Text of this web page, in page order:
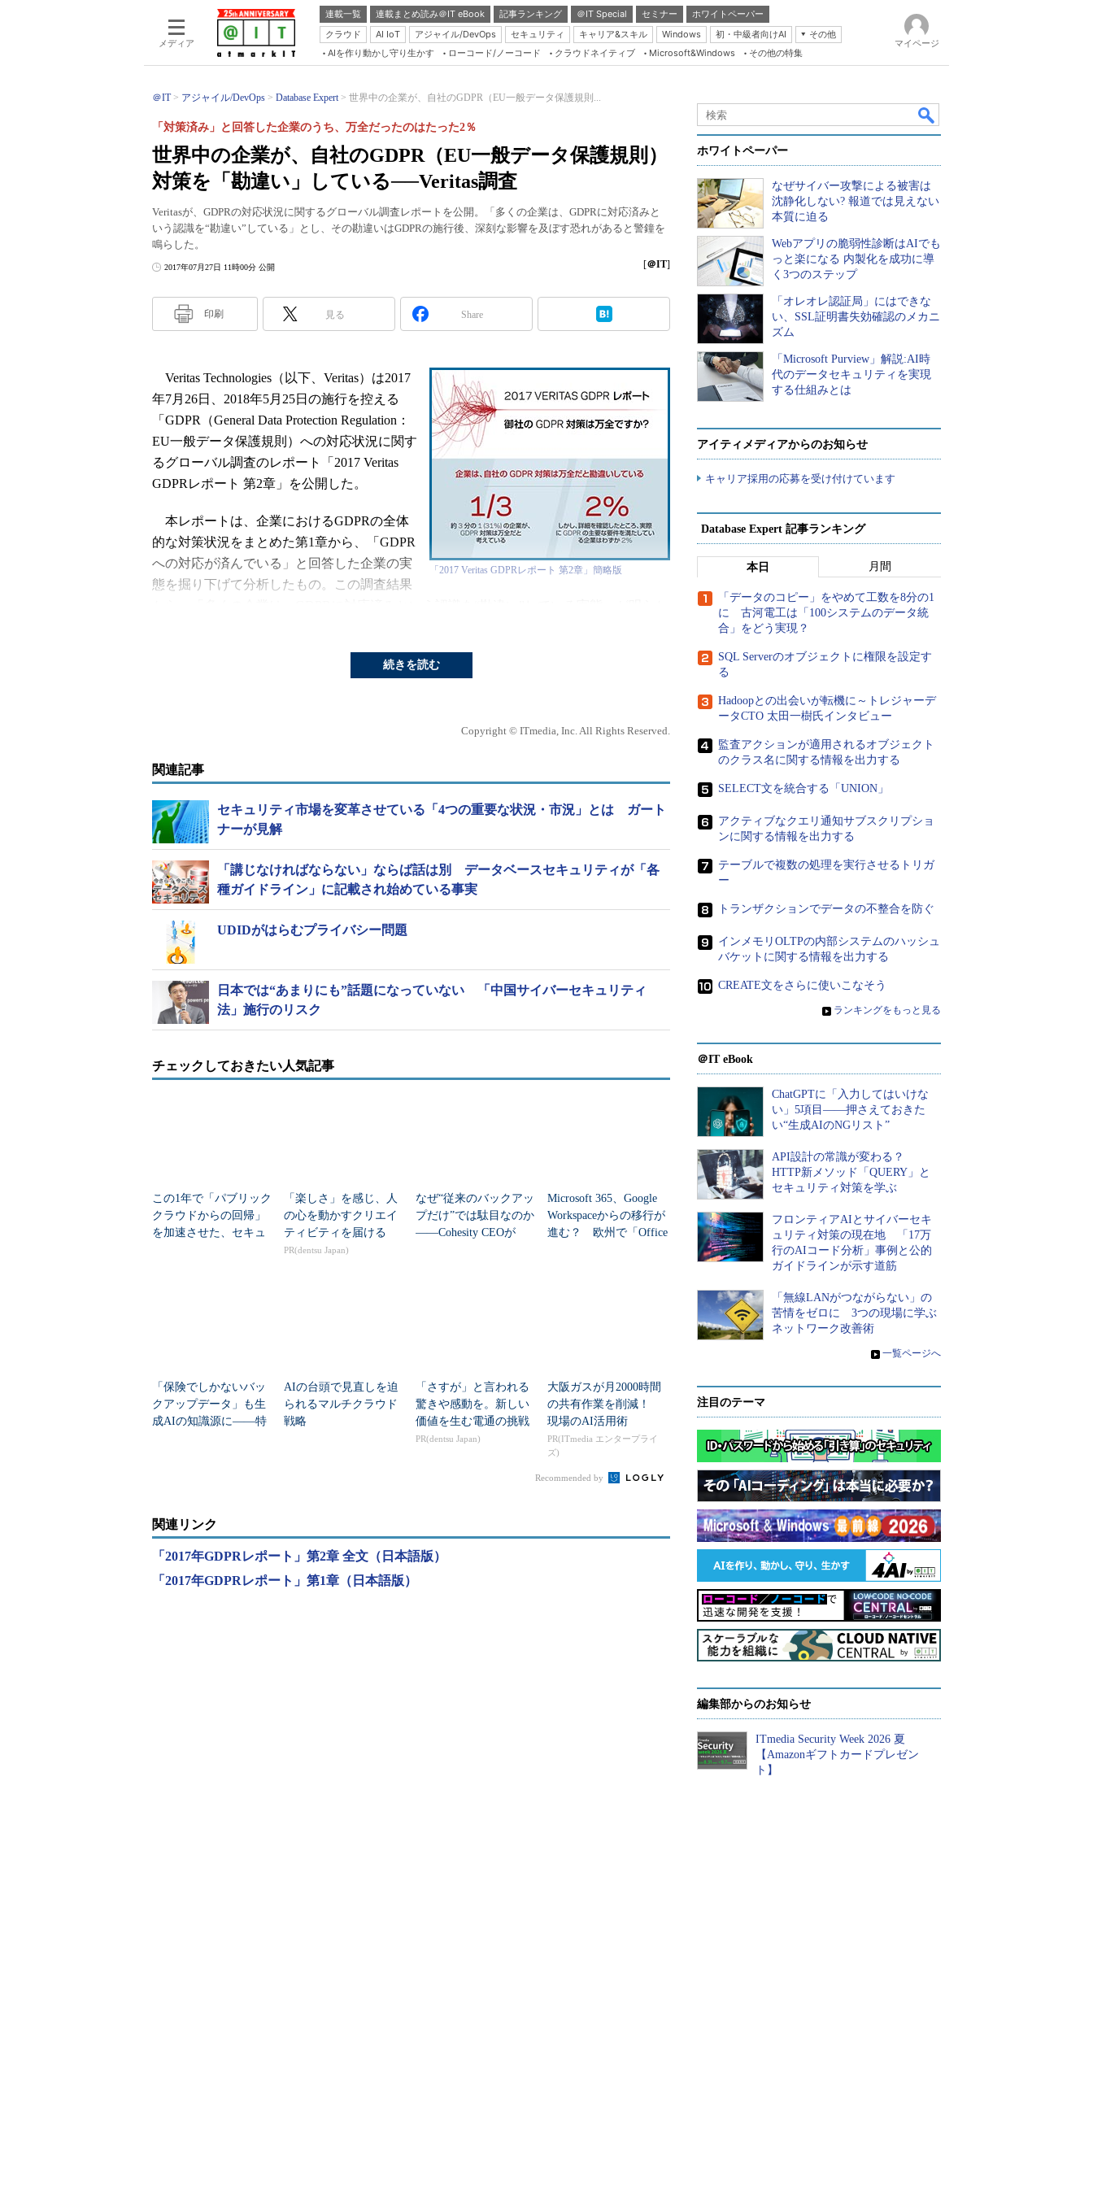
メディア
連載一覧 連載まとめ読み＠IT eBook 記事ランキング ＠IT Special セミナー
ホワイトペーパー
クラウド
AI IoT アジャイル/DevOps セキュリティ キャリア&スキル Windows 初・中級者向けAI
その他
Server & Storage
Java Agile
Database Expert
Linux ＆ OSS
Master of IP Network
Security & Trust
Test & Tools
AIを作り動かし守り生かす ローコード/ノーコード クラウドネイティブ Microsoft&Windows その他の特集
マイページ
＠IT アジャイル/DevOps Database Expert 世界中の企業が、自社のGDPR（EU一般データ保護規則...
世界中の企業が、自社のGDPR（EU一般データ保護規則）
対策を「勘違い」している──Veritas調査
「対策済み」と回答した企業のうち、万全だったのはたった2％
Veritasが、GDPRの対応状況に関するグローバル調査レポートを公開。「多くの企業は、GDPRに対応済みと
いう認識を“勘違い”している」とし、その勘違いはGDPRの施行後、深刻な影響を及ぼす恐れがあると警鐘を
鳴らした。
2017年07月27日 11時00分 公開 [＠IT]
印刷 見る Share
「2017 Veritas GDPRレポート 第2章」簡略版
Veritas Technologies（以下、Veritas）は2017
年7月26日、2018年5月25日の施行を控える
「GDPR（General Data Protection Regulation：
EU一般データ保護規則）への対応状況に関す
るグローバル調査のレポート「2017 Veritas
GDPRレポート 第2章」を公開した。
本レポートは、企業におけるGDPRの全体
的な対策状況をまとめた第1章から、「GDPR
への対応が済んでいる」と回答した企業の実
態を掘り下げて分析したもの。この調査結果
GDPRは、EU（欧州連合）加盟国においてプライバシーに関する規制と違反時の制裁
市民に商品やサービスを提供する、またはその市民の行動を監視する、EU域内および域
本レポートによると、「既にGDPRの対応を済ませ、主要な法的要件も満たしている」
と回答した企業は全体の31％を占めた。しかしその状況を掘り下げると、GDPRの要件を
満たす対策が万全だった企業は、そのうちわずか2％にすぎなかった。つまり、「多くの
企業は、規制への対応を誤解している」とVeritasは警鐘を鳴らす。
例えば「対策済み」と回答した企業の48％が、個人データの流出を検知するために必
要とされる「可視性」を十分に備えていなかった。また、同じく61％の企業は「個人デ
ータの侵害を、72時間以内に特定して、報告する」のは大変だと回答した。GDPRでは侵
害事実の報告を義務化しており、発覚から72時間以内に監督機関へ報告できなかった場
合には、例えば、年間売上高の4％か2000万ユーロ（約26億円）といった重い罰金が科さ
れる可能性がある。「大変」ではなく、「できる」体制を築いて対策しておかなければ
ならない。
その他、「GDPR対策は万全」と回答した企業の50％が、「データアクセス権限の管理
は万全とはいえない」と回答した。例えば、データへのアクセス権限のない退職した元
社員の資格情報は、内部不正を防ぐために、速やかにシステムから削除し、企業データ
にアクセスできないようにしなければならない。しかしこの結果から、GDPR対策は万全
と回答した企業であっても、データアクセス管理を100％制御できてはおらず、穴が存在
さらに、「クラウド環境にあるデータ管理の責任」についても多くの誤解が確認され
た。
続きを読む
Copyright © ITmedia, Inc. All Rights Reserved.
関連記事
セキュリティ市場を変革させている「4つの重要な状況・市況」とは ガート
ナーが見解
「講じなければならない」ならば話は別 データベースセキュリティが「各
種ガイドライン」に記載され始めている事実
UDIDがはらむプライバシー問題
日本では“あまりにも”話題になっていない 「中国サイバーセキュリティ
法」施行のリスク
チェックしておきたい人気記事
この1年で「パブリック
クラウドからの回帰」
を加速させた、セキュ
「楽しさ」を感じ、人
の心を動かすクリエイ
ティビティを届ける
PR(dentsu Japan)
なぜ“従来のバックアッ
プだけ”では駄目なのか
――Cohesity CEOが
Microsoft 365、Google
Workspaceからの移行が
進む？ 欧州で「Office
「保険でしかないバッ
クアップデータ」も生
成AIの知識源に――特
AIの台頭で見直しを迫
られるマルチクラウド
戦略
「さすが」と言われる
驚きや感動を。新しい
価値を生む電通の挑戦
PR(dentsu Japan)
大阪ガスが月2000時間
の共有作業を削減！
現場のAI活用術
PR(ITmedia エンタープライ
ズ)
Recommended by
関連リンク
「2017年GDPRレポート」第2章 全文（日本語版）
「2017年GDPRレポート」第1章（日本語版）
ホワイトペーパー
なぜサイバー攻撃による被害は
沈静化しない? 報道では見えない
本質に迫る
Webアプリの脆弱性診断はAIでも
っと楽になる 内製化を成功に導
く3つのステップ
「オレオレ認証局」にはできな
い、SSL証明書失効確認のメカニ
ズム
「Microsoft Purview」解説:AI時
代のデータセキュリティを実現
する仕組みとは
アイティメディアからのお知らせ
キャリア採用の応募を受け付けています
Database Expert 記事ランキング
本日 月間
「データのコピー」をやめて工数を8分の1
に 古河電工は「100システムのデータ統
合」をどう実現？
SQL Serverのオブジェクトに権限を設定す
る
Hadoopとの出会いが転機に～トレジャーデ
ータCTO 太田一樹氏インタビュー
監査アクションが適用されるオブジェクト
のクラス名に関する情報を出力する
SELECT文を統合する「UNION」
アクティブなクエリ通知サブスクリプショ
ンに関する情報を出力する
テーブルで複数の処理を実行させるトリガ
ー
トランザクションでデータの不整合を防ぐ
インメモリOLTPの内部システムのハッシュ
バケットに関する情報を出力する
CREATE文をさらに使いこなそう
» ランキングをもっと見る
＠IT eBook
ChatGPTに「入力してはいけな
い」5項目――押さえておきた
い“生成AIのNGリスト”
API設計の常識が変わる？
HTTP新メソッド「QUERY」と
セキュリティ対策を学ぶ
フロンティアAIとサイバーセキ
ュリティ対策の現在地 「17万
行のAIコード分析」事例と公的
ガイドラインが示す道筋
「無線LANがつながらない」の
苦情をゼロに 3つの現場に学ぶ
ネットワーク改善術
» 一覧ページへ
注目のテーマ
編集部からのお知らせ
ITmedia Security Week 2026 夏
【Amazonギフトカードプレゼン
ト】